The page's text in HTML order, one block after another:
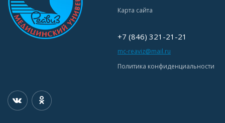
Карта сайта
+7 (846) 321-21-21
mc-reaviz@mail.ru
Политика конфиденциальности